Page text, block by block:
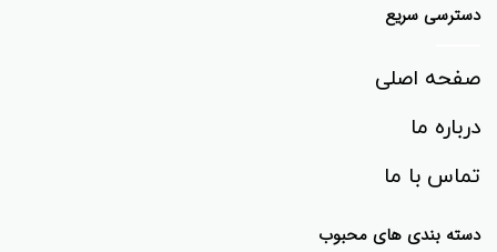
دسترسی سریع
صفحه اصلی
درباره ما
تماس با ما
دسته بندی های محبوب